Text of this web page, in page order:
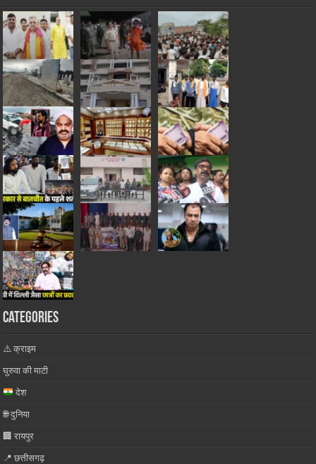
Categories
⚠️ क्राइम
घुरुवा की माटी
देश
🌐 दुनिया
🏢 रायपुर
📍 छत्तीसगढ़